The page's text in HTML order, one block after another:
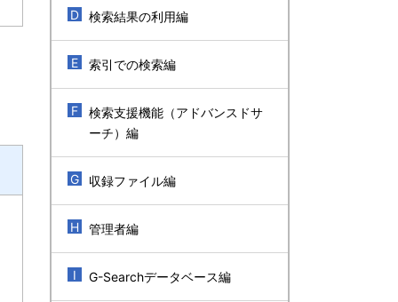
D 検索結果の利用編
E 索引での検索編
F
検索支援機能（アドバンスドサ
ーチ）編
G 収録ファイル編
H 管理者編
I G-Searchデータベース編